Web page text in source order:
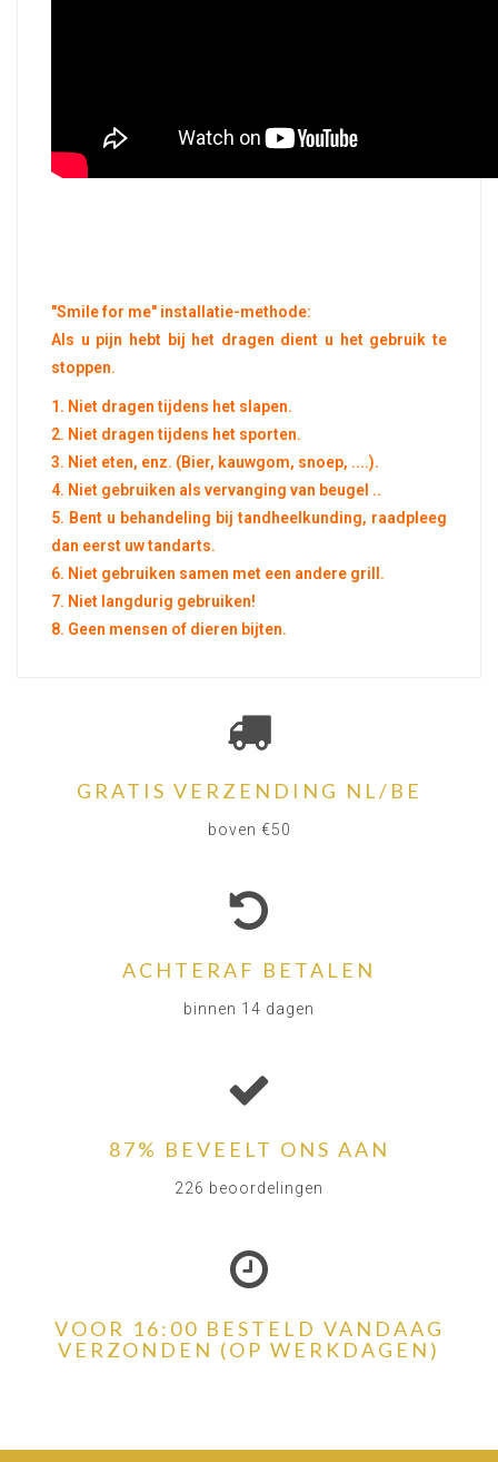
"Smile for me" installatie-methode:
Als u pijn hebt bij het dragen dient u het gebruik te
stoppen.
1. Niet dragen tijdens het slapen.
2. Niet dragen tijdens het sporten.
3. Niet eten, enz. (Bier, kauwgom, snoep, ....).
4. Niet gebruiken als vervanging van beugel ..
5. Bent u behandeling bij tandheelkunding, raadpleeg
dan eerst uw tandarts.
6. Niet gebruiken samen met een andere grill.
7. Niet langdurig gebruiken!
8. Geen mensen of dieren bijten.
GRATIS VERZENDING NL/BE
boven €50
ACHTERAF BETALEN
binnen 14 dagen
87% BEVEELT ONS AAN
226 beoordelingen
VOOR 16:00 BESTELD VANDAAG
VERZONDEN (OP WERKDAGEN)